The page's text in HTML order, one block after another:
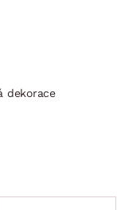
dekorace